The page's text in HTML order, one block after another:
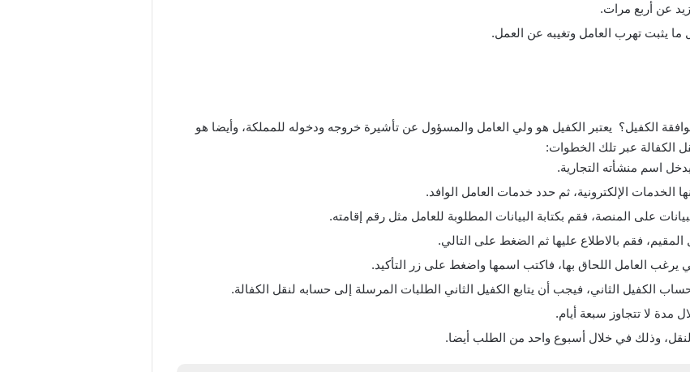
عن أربع مرات.
ما يثبت تهرب العامل وتغيبه عن العمل.
الكفيل؟ يعتبر الكفيل هو ولي العامل والمسؤول عن تأشيرة خروجه ودخوله للمملكة، وأيضا هو
الكفالة عبر تلك الخطوات:
اسم منشأته التجارية.
الخدمات الإلكترونية، ثم حدد خدمات العامل الوافد.
على المنصة، فقم بكتابة البيانات المطلوبة للعامل مثل رقم إقامته.
فقم بالاطلاع عليها ثم الضغط على التالي.
العامل اللحاق بها، فاكتب اسمها واضغط على زر التأكيد.
الكفيل الثاني، فيجب أن يتابع الكفيل الثاني الطلبات المرسلة إلى حسابه لنقل الكفالة.
مدة لا تتجاوز سبعة أيام.
وذلك في خلال أسبوع واحد من الطلب أيضا.